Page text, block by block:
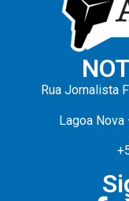
Rua Jornalista
Lagoa